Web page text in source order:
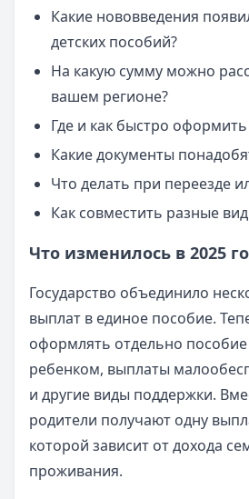
Какие нововведения
детских пособий?
На какую сумму можно
вашем регионе?
Где и как быстро
Какие документы
Что делать при переезде
Как совместить разные
Что изменилось в 2025
Государство объединило
выплат в единое пособие.
оформлять отдельно пособие
ребенком, выплаты
и другие виды поддержки.
родители получают одну
которой зависит от дохода
проживания.